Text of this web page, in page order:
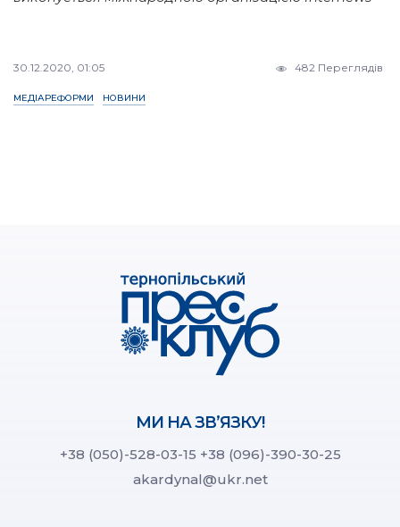
30.12.2020, 01:05 482 Переглядів
МЕДІАРЕФОРМИ НОВИНИ
МИ НА ЗВ’ЯЗКУ!
+38 (050)-528-03-15 +38 (096)-390-30-25
akardynal@ukr.net